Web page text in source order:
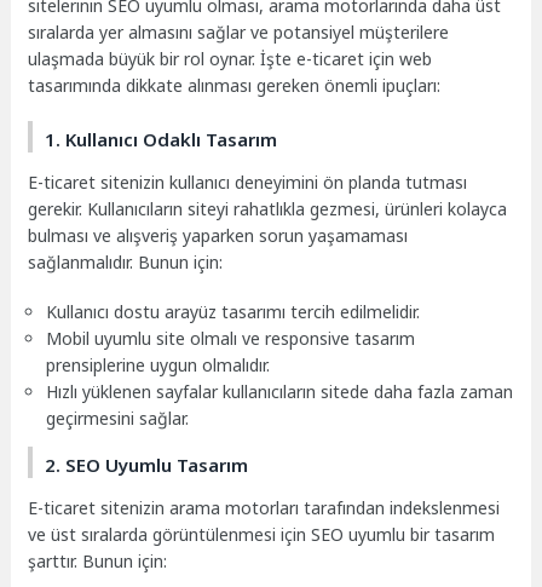
sitelerinin SEO uyumlu olması, arama motorlarında daha üst
sıralarda yer almasını sağlar ve potansiyel müşterilere
ulaşmada büyük bir rol oynar. İşte e-ticaret için web
tasarımında dikkate alınması gereken önemli ipuçları:
1. Kullanıcı Odaklı Tasarım
E-ticaret sitenizin kullanıcı deneyimini ön planda tutması
gerekir. Kullanıcıların siteyi rahatlıkla gezmesi, ürünleri kolayca
bulması ve alışveriş yaparken sorun yaşamaması
sağlanmalıdır. Bunun için:
Kullanıcı dostu arayüz tasarımı tercih edilmelidir.
Mobil uyumlu site olmalı ve responsive tasarım
prensiplerine uygun olmalıdır.
Hızlı yüklenen sayfalar kullanıcıların sitede daha fazla zaman
geçirmesini sağlar.
2. SEO Uyumlu Tasarım
E-ticaret sitenizin arama motorları tarafından indekslenmesi
ve üst sıralarda görüntülenmesi için SEO uyumlu bir tasarım
şarttır. Bunun için: